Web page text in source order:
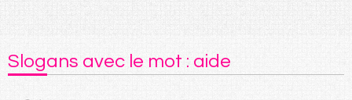
Slogans avec le mot : aide